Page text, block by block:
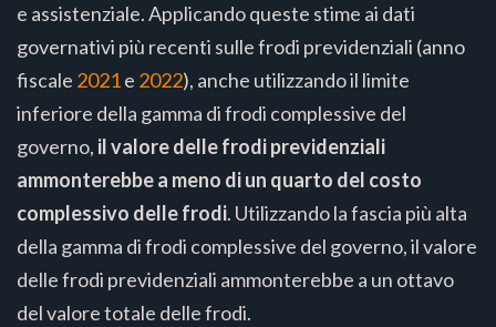
e assistenziale. Applicando queste stime ai dati
governativi più recenti sulle frodi previdenziali (anno
fiscale 2021e 2022), anche utilizzando il limite
inferiore della gamma di frodi complessive del
governo, il valore delle frodi previdenziali
ammonterebbe a meno di un quarto del costo
complessivo delle frodi. Utilizzando la fascia più alta
della gamma di frodi complessive del governo, il valore
delle frodi previdenziali ammonterebbe a un ottavo
del valore totale delle frodi.